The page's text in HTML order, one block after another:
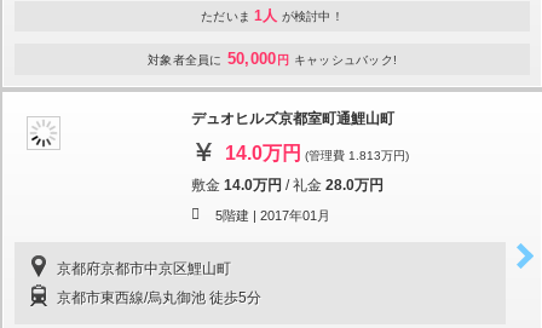
ただいま 1人 が検討中！
対象者全員に 50,000 円 キャッシュバック!
デュオヒルズ京都室町通鯉山町
14.0万円 (管理費 1.813万円)
敷金 14.0万円 /礼金 28.0万円
5階建 | 2017年01月
京都府京都市中京区鯉山町
京都市東西線/烏丸御池 徒歩5分